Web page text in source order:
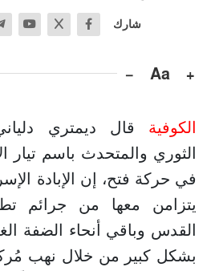
شارك
+
Aa
−
الكوفية قال ديمتري
الثوري والمتحدث باسم تيار
في حركة فتح، إن الإبادة
يتزامن معها من جرائم
القدس وباقي أنحاء الضفة
بشكل كبير من خلال نهب